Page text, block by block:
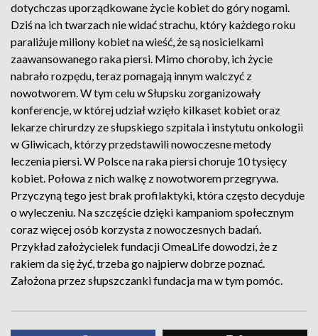
dotychczas uporządkowane życie kobiet do góry nogami.
Dziś na ich twarzach nie widać strachu, który każdego roku
paraliżuje miliony kobiet na wieść, że są nosicielkami
zaawansowanego raka piersi. Mimo choroby, ich życie
nabrało rozpędu, teraz pomagają innym walczyć z
nowotworem. W tym celu w Słupsku zorganizowały
konferencje, w której udział wzięło kilkaset kobiet oraz
lekarze chirurdzy ze słupskiego szpitala i instytutu onkologii
w Gliwicach, którzy przedstawili nowoczesne metody
leczenia piersi. W Polsce na raka piersi choruje 10 tysięcy
kobiet. Połowa z nich walkę z nowotworem przegrywa.
Przyczyną tego jest brak profilaktyki, która często decyduje
o wyleczeniu. Na szczęście dzięki kampaniom społecznym
coraz więcej osób korzysta z nowoczesnych badań.
Przykład założycielek fundacji OmeaLife dowodzi, że z
rakiem da się żyć, trzeba go najpierw dobrze poznać.
Założona przez słupszczanki fundacja ma w tym pomóc.